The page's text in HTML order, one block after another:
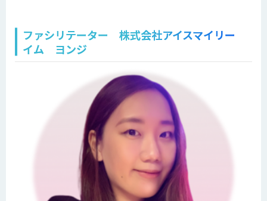
ファシリテーター 株式会社アイスマイリー
イム ヨンジ